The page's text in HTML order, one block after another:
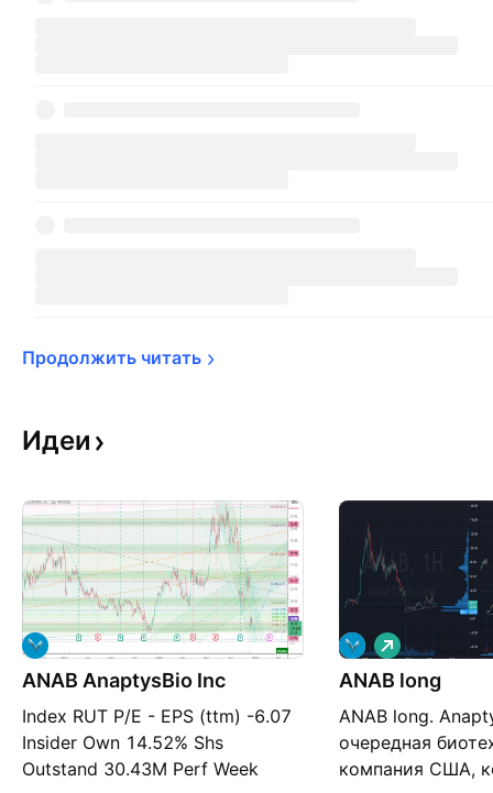
Продолжить читать
Идеи
ANAB AnaptysBio Inc
Index RUT P/E - EPS (ttm) -6.07
Insider Own 14.52% Shs
Outstand 30.43M Perf Week
ANAB long
ANAB long.
очередная
компания США,
Д
л
и
н
я